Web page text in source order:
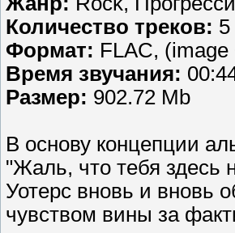
Количество треков: 5
Формат: FLAC,
Время звучания:
Размер: 902.72 Mb
В основу концепции
"Жаль, что тебя здесь
Уотерс вновь и вновь
чувством вины за